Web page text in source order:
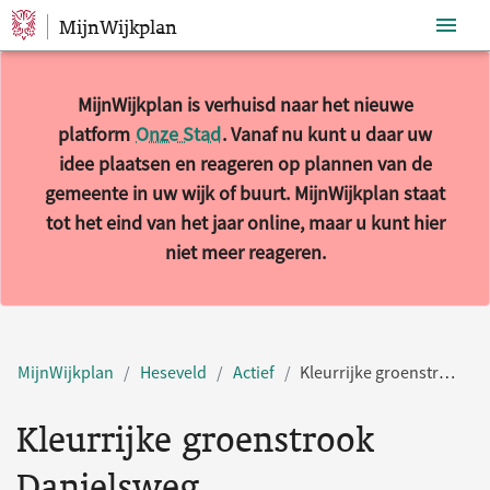
Sla navigatie over
MijnWijkplan
MijnWijkplan is verhuisd naar het nieuwe
platform Onze Stad. Vanaf nu kunt u daar uw
idee plaatsen en reageren op plannen van de
gemeente in uw wijk of buurt. MijnWijkplan staat
tot het eind van het jaar online, maar u kunt hier
niet meer reageren.
MijnWijkplan Heseveld Actief Kleurrijke groenstrook Danielsweg
Kleurrijke groenstrook